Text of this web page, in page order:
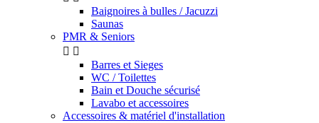
Baignoires à bulles / Jacuzzi
Saunas
PMR & Seniors
 
Barres et Sieges
WC / Toilettes
Bain et Douche sécurisé
Lavabo et accessoires
Accessoires & matériel d'installation